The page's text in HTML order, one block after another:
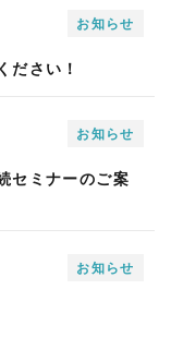
お知らせ
ださい！
お知らせ
セミナーのご案
お知らせ